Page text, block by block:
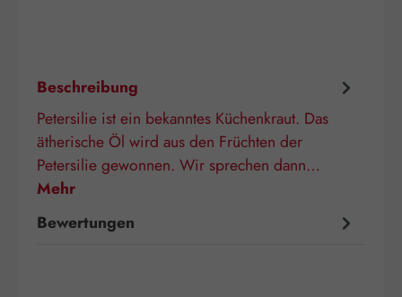
Beschreibung
Petersilie ist ein bekanntes Küchenkraut. Das
ätherische Öl wird aus den Früchten der
Petersilie gewonnen. Wir sprechen dann…
Mehr
Bewertungen